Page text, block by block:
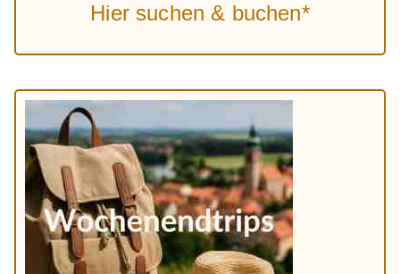
Hier suchen & buchen*